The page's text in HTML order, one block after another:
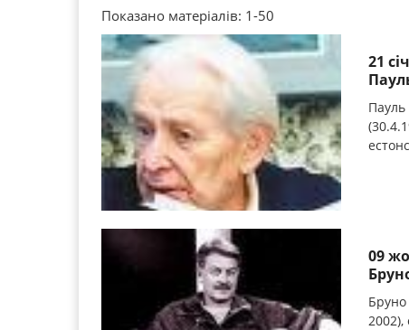
Показано матеріалів: 1-50
21
Пауль
09
2002),